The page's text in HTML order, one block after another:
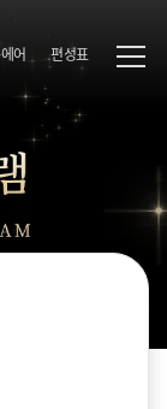
어 편성표